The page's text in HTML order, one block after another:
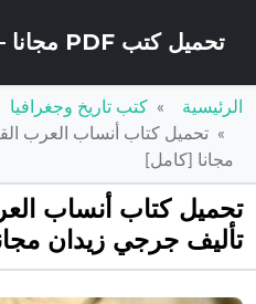
تحميل كتب PDF مجانا – كتب كو
الرئيسية
كتب تاريخ وجغرافيا
مجانا [كامل]
تأليف جرجي زيدان